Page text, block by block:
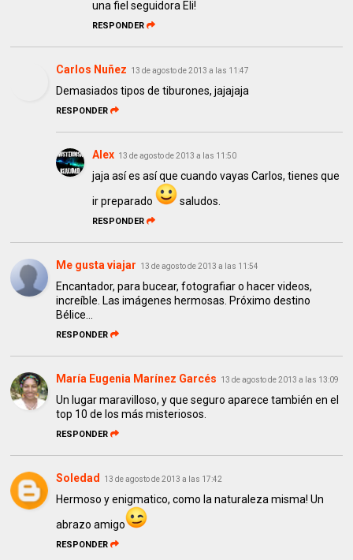
una fiel seguidora Eli!
RESPONDER
Carlos Nuñez 13 de agosto de 2013 a las 11:47
Demasiados tipos de tiburones, jajajaja
RESPONDER
Alex 13 de agosto de 2013 a las 11:50
jaja así es así que cuando vayas Carlos, tienes que
ir preparado
saludos.
RESPONDER
Me gusta viajar 13 de agosto de 2013 a las 11:54
Encantador, para bucear, fotografiar o hacer videos,
increíble. Las imágenes hermosas. Próximo destino
Bélice...
RESPONDER
María Eugenia Marínez Garcés 13 de agosto de 2013 a las 13:09
Un lugar maravilloso, y que seguro aparece también en el
top 10 de los más misteriosos.
RESPONDER
Soledad 13 de agosto de 2013 a las 17:42
Hermoso y enigmatico, como la naturaleza misma! Un
abrazo amigo
RESPONDER